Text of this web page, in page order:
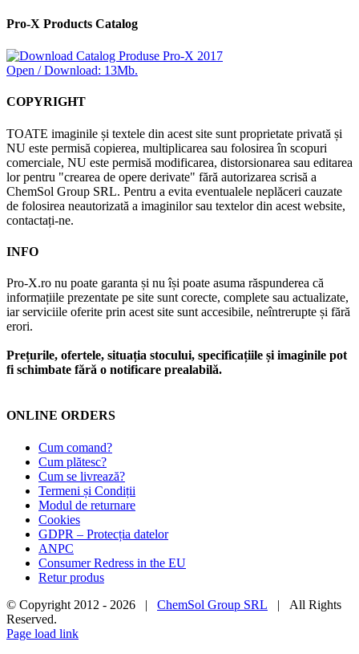
Pro-X Products Catalog
Open / Download: 13Mb.
COPYRIGHT
TOATE imaginile și textele din acest site sunt proprietate privată și
NU este permisă copierea, multiplicarea sau folosirea în scopuri
comerciale, NU este permisă modificarea, distorsionarea sau editarea
lor pentru "crearea de opere derivate" fără autorizarea scrisă a
ChemSol Group SRL. Pentru a evita eventualele neplăceri cauzate
de folosirea neautorizată a imaginilor sau textelor din acest website,
contactați-ne.
INFO
Pro-X.ro nu poate garanta și nu își poate asuma răspunderea că
informațiile prezentate pe site sunt corecte, complete sau actualizate,
iar serviciile oferite prin acest site sunt accesibile, neîntrerupte și fără
erori.
Prețurile, ofertele, situația stocului, specificațiile și imaginile pot
fi schimbate fără o notificare prealabilă.
ONLINE ORDERS
Cum comand?
Cum plătesc?
Cum se livrează?
Termeni și Condiții
Modul de returnare
Cookies
GDPR – Protecția datelor
ANPC
Consumer Redress in the EU
Retur produs
© Copyright 2012 - 2026 | ChemSol Group SRL | All Rights
Reserved.
Page load link